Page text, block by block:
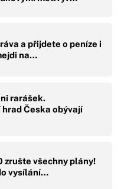
a přijdete o peníze i
na…
rarášek.
Česka obývají
zrušte všechny plány!
vysílání…